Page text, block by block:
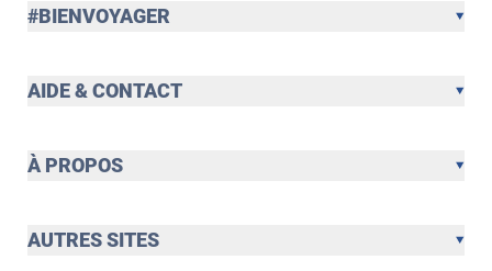
#BIENVOYAGER
AIDE & CONTACT
À PROPOS
AUTRES SITES